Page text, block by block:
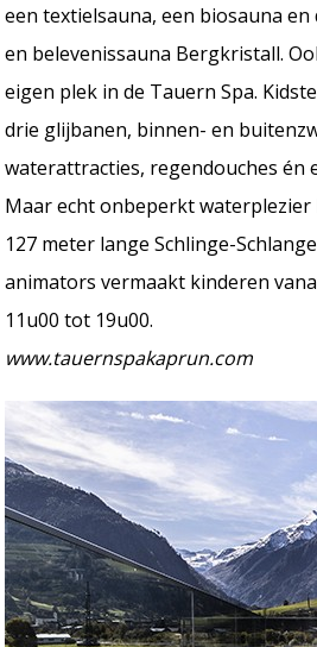
een textielsauna, een biosauna
en belevenissauna Bergkristall.
eigen plek in de Tauern Spa.
drie glijbanen, binnen- en
waterattracties, regendouches én
Maar echt onbeperkt waterplezier
127 meter lange Schlinge-
animators vermaakt kinderen
11u00 tot 19u00.
www.tauernspakaprun.com